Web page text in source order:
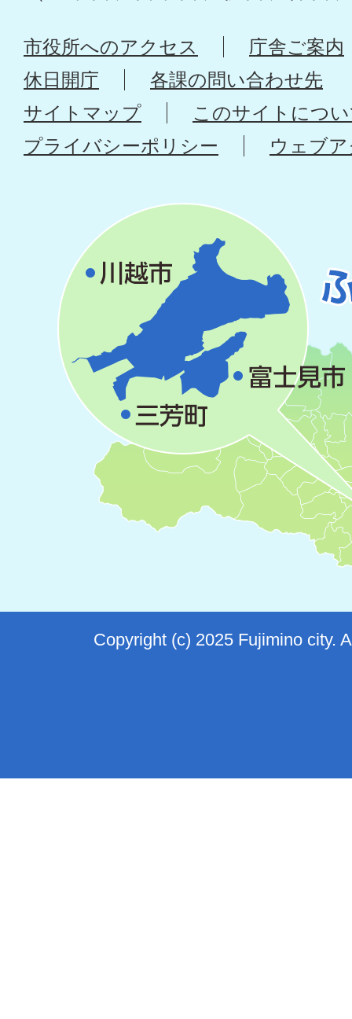
市役所へのアクセス
庁舎ご案内
休日開庁
各課の問い合わせ先
サイトマップ
このサイトにつ
プライバシーポリシー
ウェブ
Copyright (c) 2025 Fujimino city.